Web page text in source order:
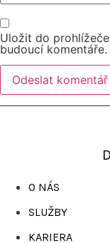
Uložit do
budoucí komentáře.
O NÁS
SLUŽBY
KARIERA